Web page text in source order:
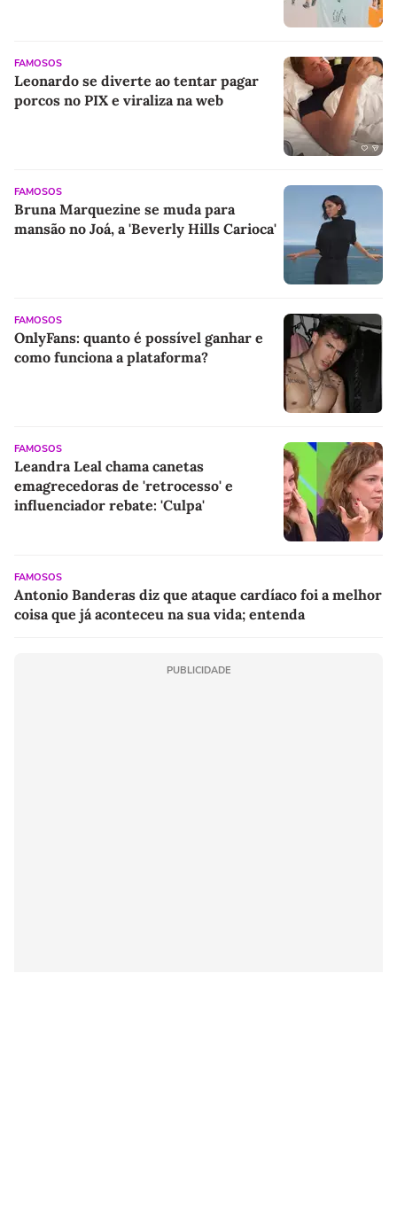
FAMOSOS
Leonardo se diverte ao tentar pagar
porcos no PIX e viraliza na web
FAMOSOS
Bruna Marquezine se muda para
mansão no Joá, a 'Beverly Hills Carioca'
FAMOSOS
OnlyFans: quanto é possível ganhar e
como funciona a plataforma?
FAMOSOS
Leandra Leal chama canetas
emagrecedoras de 'retrocesso' e
influenciador rebate: 'Culpa'
FAMOSOS
Antonio Banderas diz que ataque cardíaco foi a melhor
coisa que já aconteceu na sua vida; entenda
PUBLICIDADE